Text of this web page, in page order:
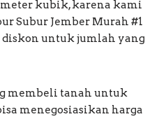
kubik, karena kami
Subur Jember Murah #1
untuk jumlah yang
membeli tanah untuk
menegosiasikan harga